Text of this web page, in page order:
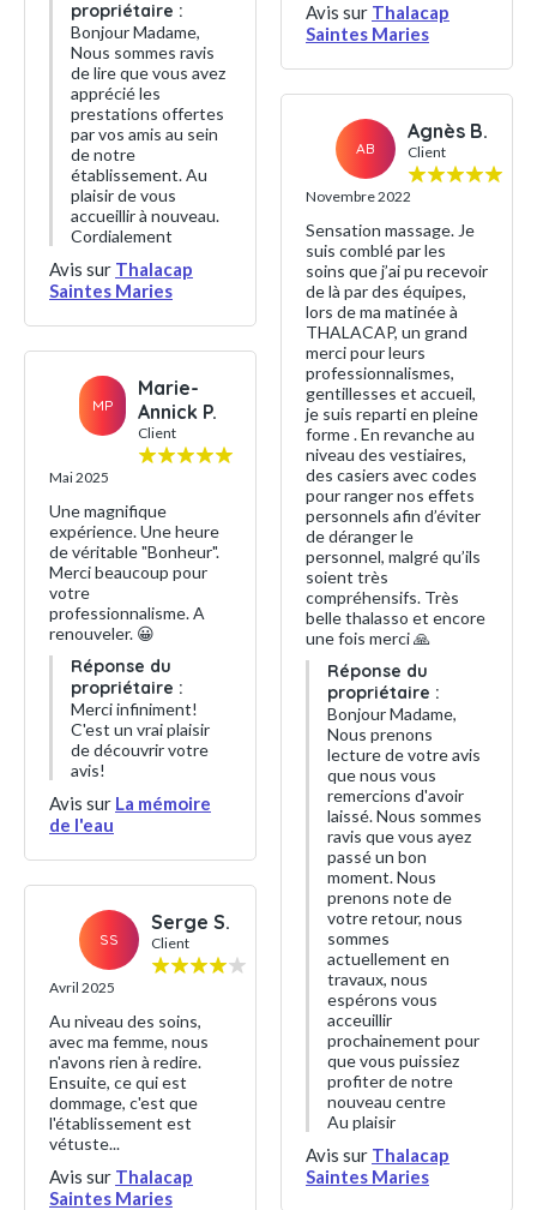
propriétaire :
Bonjour Madame,
Nous sommes ravis
de lire que vous avez
apprécié les
prestations offertes
par vos amis au sein
de notre
établissement. Au
plaisir de vous
accueillir à nouveau.
Cordialement
Avis sur Thalacap
Saintes Maries
MP
Marie-
Annick P.
Client
Mai 2025
Une magnifique
expérience. Une heure
de véritable "Bonheur".
Merci beaucoup pour
votre
professionnalisme. A
renouveler. 😀
Réponse du
propriétaire :
Merci infiniment!
C'est un vrai plaisir
de découvrir votre
avis!
Avis sur La mémoire
de l'eau
SS
Serge S.
Client
Avril 2025
Au niveau des soins,
avec ma femme, nous
n'avons rien à redire.
Ensuite, ce qui est
dommage, c'est que
l'établissement est
vétuste...
Avis sur Thalacap
Saintes Maries
Avis sur Thalacap
Saintes Maries
AB
Agnès B.
Client
Novembre 2022
Sensation massage. Je
suis comblé par les
soins que j’ai pu recevoir
de là par des équipes,
lors de ma matinée à
THALACAP, un grand
merci pour leurs
professionnalismes,
gentillesses et accueil,
je suis reparti en pleine
forme . En revanche au
niveau des vestiaires,
des casiers avec codes
pour ranger nos effets
personnels afin d’éviter
de déranger le
personnel, malgré qu’ils
soient très
compréhensifs. Très
belle thalasso et encore
une fois merci 🙏
Réponse du
propriétaire :
Bonjour Madame,
Nous prenons
lecture de votre avis
que nous vous
remercions d'avoir
laissé. Nous sommes
ravis que vous ayez
passé un bon
moment. Nous
prenons note de
votre retour, nous
sommes
actuellement en
travaux, nous
espérons vous
acceuillir
prochainement pour
que vous puissiez
profiter de notre
nouveau centre
Au plaisir
Avis sur Thalacap
Saintes Maries